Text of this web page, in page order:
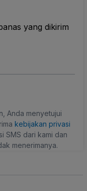
yang dikirim
Anda menyetujui
kebijakan privasi
SMS dari kami dan
menerimanya.